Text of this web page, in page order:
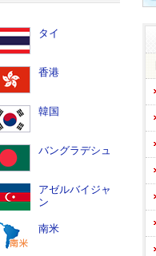
タイ
香港
韓国
バングラデシュ
アゼルバイジャ
ン
南米